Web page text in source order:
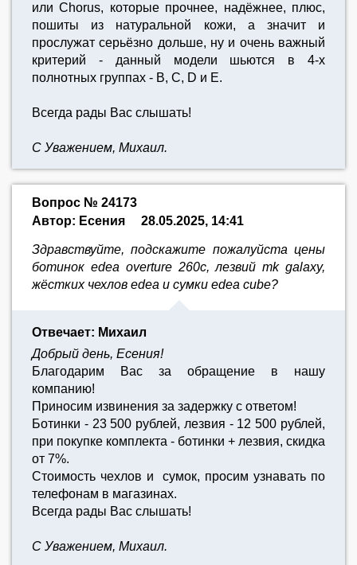
или Chorus, которые прочнее, надёжнее, плюс,
пошиты из натуральной кожи, а значит и
прослужат серьёзно дольше, ну и очень важный
критерий - данный модели шьются в 4-х
полнотных группах - B, C, D и E.
Всегда рады Вас слышать!
С Уважением, Михаил.
Вопрос № 24173
Автор: Есения
28.05.2025, 14:41
Здравствуйте, подскажите пожалуйста цены
ботинок edea overture 260с, лезвий mk galaxy,
жёстких чехлов edea и сумки edea cube?
Отвечает: Михаил
Добрый день, Есения!
Благодарим Вас за обращение в нашу
компанию!
Приносим извинения за задержку с ответом!
Ботинки - 23 500 рублей, лезвия - 12 500 рублей,
при покупке комплекта - ботинки + лезвия, скидка
от 7%.
Стоимость чехлов и сумок, просим узнавать по
телефонам в магазинах.
Всегда рады Вас слышать!
С Уважением, Михаил.